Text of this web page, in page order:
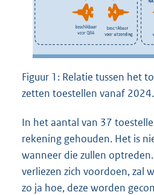
Figuur 1: Relatie tussen het
zetten toestellen vanaf 2024.
In het aantal van 37
rekening gehouden. Het is
wanneer die zullen
verliezen zich voordoen, zal
zo ja hoe, deze worden